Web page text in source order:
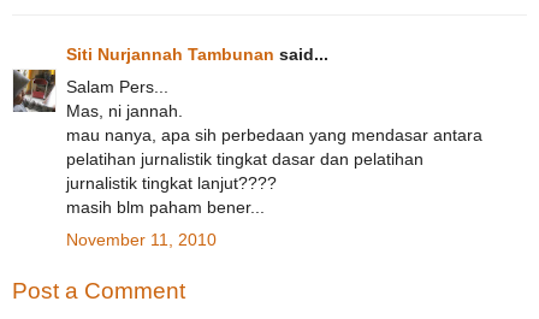
Siti Nurjannah Tambunan said...
Salam Pers...
Mas, ni jannah.
mau nanya, apa sih perbedaan yang mendasar antara
pelatihan jurnalistik tingkat dasar dan pelatihan
jurnalistik tingkat lanjut????
masih blm paham bener...
November 11, 2010
Post a Comment